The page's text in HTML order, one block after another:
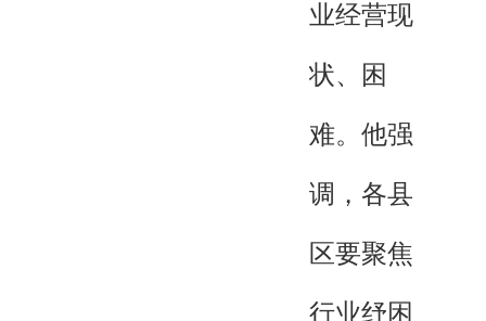
业经营现
状、困
难。他强
调，各县
区要聚焦
行业纾困